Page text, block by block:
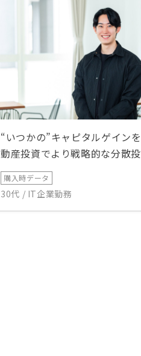
“いつかの”キャピタルゲイン
動産投資でより戦略的な分散
購入時データ
30代 / IT企業勤務